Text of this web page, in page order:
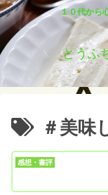
１０代から
とうふ
＃美味
感想・書評